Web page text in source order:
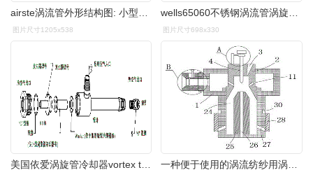
图片尺寸1205x538 图片尺寸698x330
美国依爱涡旋管冷却器vortex tubes 一种便于使用的涡流纺纱用涡流管的制作方法